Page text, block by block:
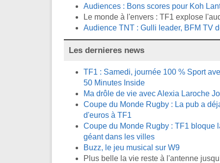
Audiences : Bons scores pour Koh
Le monde à l'envers : TF1 explose
Audience TNT : Gulli leader, BFM TV
Les dernieres news
TF1 : Samedi, journée 100 % Sport
50 Minutes Inside
Ma drôle de vie avec Alexia Laroche
Coupe du Monde Rugby : La pub a
d'euros à TF1
Coupe du Monde Rugby : TF1 bloque
géant dans les villes
Buzz, le jeu musical sur W9
Plus belle la vie reste à l'antenne